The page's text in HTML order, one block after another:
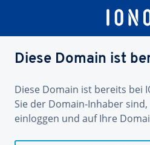
Diese Domain ist
Diese Domain ist bereits bei
Sie der Domain-Inhaber
einloggen und auf Ihre